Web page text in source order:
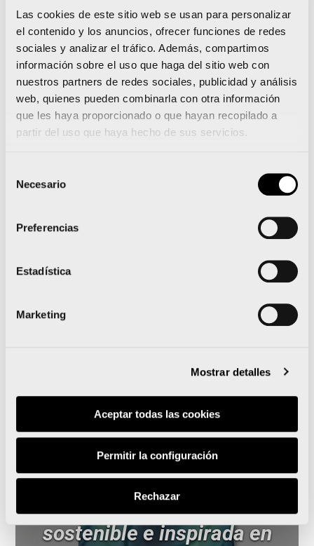
Las cookies de este sitio web se usan para personalizar
el contenido y los anuncios, ofrecer funciones de redes
sociales y analizar el tráfico. Además, compartimos
información sobre el uso que haga del sitio web con
nuestros partners de redes sociales, publicidad y análisis
web, quienes pueden combinarla con otra información
que les haya proporcionado o que hayan recopilado a
partir del uso que haya hecho de sus servicios.
Necesario
Preferencias
Estadística
Marketing
Mostrar detalles
Aceptar todas las cookies
Permitir la configuración
Rechazar
(niños nacidos en 2006 y 2007); 1 000 metros
para la categoría alevín (nacidos en 2008 y
2009); 800 metros para la categoría benjamín
(nacidos en 2010 y 2011); 400 metros para la
categoría pre –benjamín (nacidos en 2012 y
2013) y 200 metros para los menores de cinco
Javier Lluch, subcampeón de Europa de Triatlón en
Javier Gómez Noya, protagonista de una intensa
La 15K Nocturna Valencia
Gana Energía presenta su
camiseta oficial
sostenible e inspirada en